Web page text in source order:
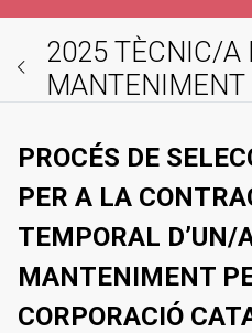
2025 TÈCNIC/A
PROCÉS DE
PER A LA
TEMPORAL D’UN/
MANTENIMENT
CORPORACIÓ